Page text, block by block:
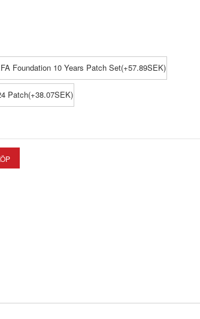
Foundation 10 Years Patch Set(+57.89SEK)
Patch(+38.07SEK)